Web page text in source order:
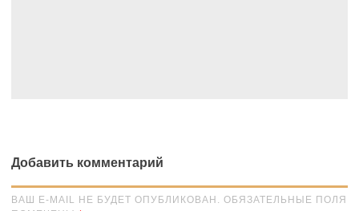
Добавить комментарий
ВАШ E-MAIL НЕ БУДЕТ ОПУБЛИКОВАН. ОБЯЗАТЕЛЬНЫЕ ПОЛЯ